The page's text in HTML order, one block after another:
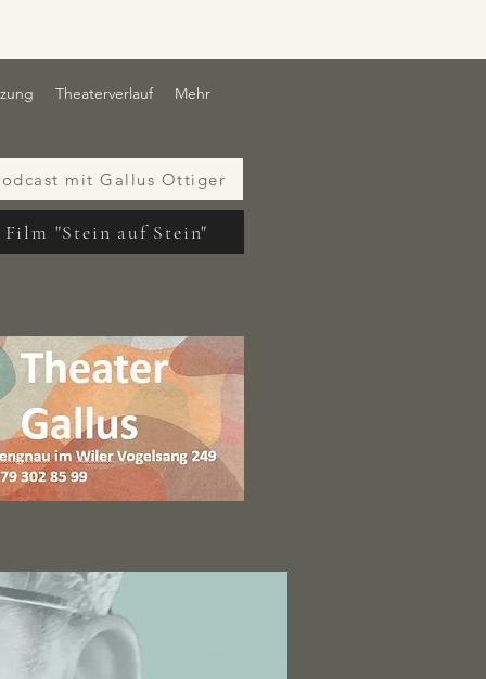
Theaterverlauf Mehr
mit Gallus Ottiger
Film "Stein auf Stein"